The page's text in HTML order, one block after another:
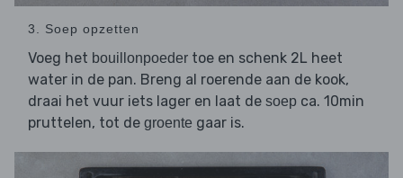
3. Soep opzetten
Voeg het bouillonpoeder toe en schenk 2L heet
water in de pan. Breng al roerende aan de kook,
draai het vuur iets lager en laat de soep ca. 10min
pruttelen, tot de groente gaar is.